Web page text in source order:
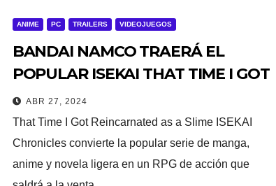
ANIME PC TRAILERS VIDEOJUEGOS
BANDAI NAMCO TRAERÁ EL
POPULAR ISEKAI THAT TIME I GOT
REINCARNATED AS A SLIME A
CONSOLAS Y PC
ABR 27, 2024
That Time I Got Reincarnated as a Slime ISEKAI
Chronicles convierte la popular serie de manga,
anime y novela ligera en un RPG de acción que